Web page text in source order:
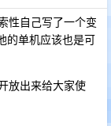
性自己写了一个变
的单机应该也是可
放出来给大家使